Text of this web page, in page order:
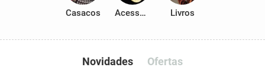
Casacos Acessórios Livros
Novidades Ofertas